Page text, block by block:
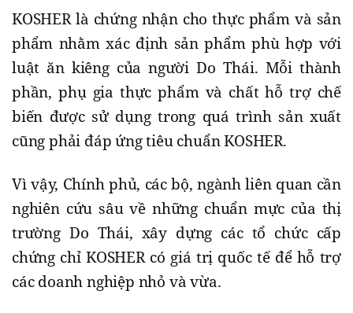
KOSHER là chứng nhận cho thực phẩm và sản
phẩm nhằm xác định sản phẩm phù hợp với
luật ăn kiêng của người Do Thái. Mỗi thành
phần, phụ gia thực phẩm và chất hỗ trợ chế
biến được sử dụng trong quá trình sản xuất
cũng phải đáp ứng tiêu chuẩn KOSHER.
Vì vậy, Chính phủ, các bộ, ngành liên quan cần
nghiên cứu sâu về những chuẩn mực của thị
trường Do Thái, xây dựng các tổ chức cấp
chứng chỉ KOSHER có giá trị quốc tế để hỗ trợ
các doanh nghiệp nhỏ và vừa.